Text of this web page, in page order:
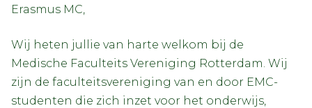
Erasmus MC,
Wij heten jullie van harte welkom bij de
Medische Faculteits Vereniging Rotterdam. Wij
zijn de faculteitsvereniging van en door EMC-
studenten die zich inzet voor het onderwijs,